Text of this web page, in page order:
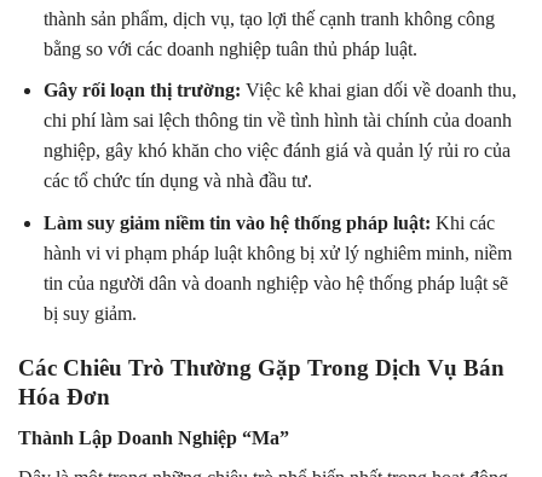
thành sản phẩm, dịch vụ, tạo lợi thế cạnh tranh không công
bằng so với các doanh nghiệp tuân thủ pháp luật.
Gây rối loạn thị trường: Việc kê khai gian dối về doanh thu,
chi phí làm sai lệch thông tin về tình hình tài chính của doanh
nghiệp, gây khó khăn cho việc đánh giá và quản lý rủi ro của
các tổ chức tín dụng và nhà đầu tư.
Làm suy giảm niềm tin vào hệ thống pháp luật: Khi các
hành vi vi phạm pháp luật không bị xử lý nghiêm minh, niềm
tin của người dân và doanh nghiệp vào hệ thống pháp luật sẽ
bị suy giảm.
Các Chiêu Trò Thường Gặp Trong Dịch Vụ Bán
Hóa Đơn
Thành Lập Doanh Nghiệp “Ma”